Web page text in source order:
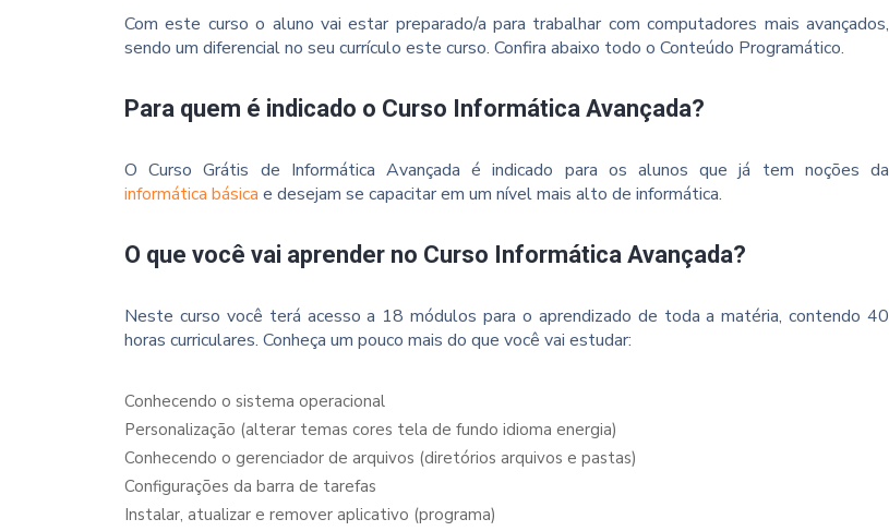
Com este curso o aluno vai estar preparado/a para trabalhar com computadores mais avançados,
sendo um diferencial no seu currículo este curso. Confira abaixo todo o Conteúdo Programático.
Para quem é indicado o Curso Informática Avançada?
O Curso Grátis de Informática Avançada é indicado para os alunos que já tem noções da
informática básica e desejam se capacitar em um nível mais alto de informática.
O que você vai aprender no Curso Informática Avançada?
Neste curso você terá acesso a 18 módulos para o aprendizado de toda a matéria, contendo 40
horas curriculares. Conheça um pouco mais do que você vai estudar:
Conhecendo o sistema operacional
Personalização (alterar temas cores tela de fundo idioma energia)
Conhecendo o gerenciador de arquivos (diretórios arquivos e pastas)
Configurações da barra de tarefas
Instalar, atualizar e remover aplicativo (programa)